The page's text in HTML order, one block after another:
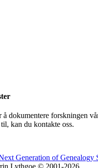
dokumentere forskningen
kan du kontakte oss.
Generation of Genealogy
Lythgoe © 2001-2026.